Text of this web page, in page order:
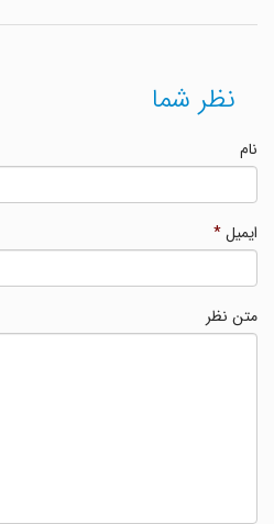
نظر شما
ایمیل*
متن نظر